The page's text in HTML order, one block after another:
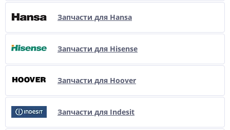
Запчасти для Hansa
Запчасти для Hisense
Запчасти для Hoover
Запчасти для Indesit